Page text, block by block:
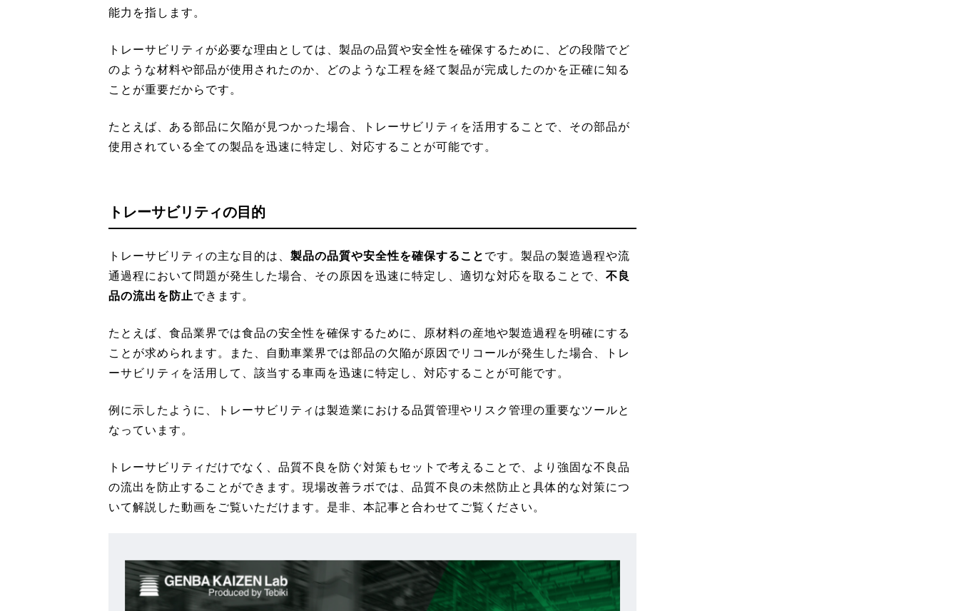
能力を指します。
トレーサビリティが必要な理由としては、製品の品質や安全性を確保するために、どの段階でど
のような材料や部品が使用されたのか、どのような工程を経て製品が完成したのかを正確に知る
ことが重要だからです。
たとえば、ある部品に欠陥が見つかった場合、トレーサビリティを活用することで、その部品が
使用されている全ての製品を迅速に特定し、対応することが可能です。
トレーサビリティの目的
トレーサビリティの主な目的は、 製品の品質や安全性を確保すること です。製品の製造過程や流
通過程において問題が発生した場合、その原因を迅速に特定し、適切な対応を取ることで、 不良
品の流出を防止できます。
たとえば、食品業界では食品の安全性を確保するために、原材料の産地や製造過程を明確にする
ことが求められます。また、自動車業界では部品の欠陥が原因でリコールが発生した場合、トレ
ーサビリティを活用して、該当する車両を迅速に特定し、対応することが可能です。
例に示したように、トレーサビリティは製造業における品質管理やリスク管理の重要なツールと
なっています。
トレーサビリティだけでなく、品質不良を防ぐ対策もセットで考えることで、より強固な不良品
の流出を防止することができます。現場改善ラボでは、品質不良の未然防止と具体的な対策につ
いて解説した動画をご覧いただけます。是非、本記事と合わせてご覧ください。